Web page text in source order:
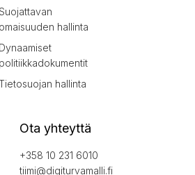
omaisuuden hallinta
Dynaamiset
politiikkadokumentit
hallinta
Ota yhteyttä
+358 10 231 6010
tiimi@digiturvamalli.fi